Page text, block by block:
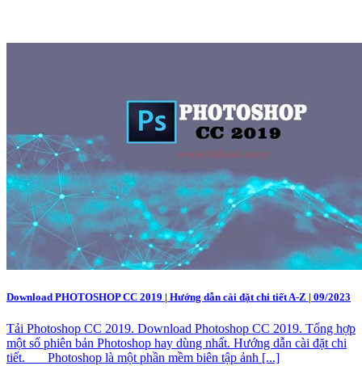
Download PHOTOSHOP CC 2019 | Hướng dẫn cài đặt chi tiết A-Z | 09/2023
Tải Photoshop CC 2019. Download Photoshop CC 2019. Tổng hợp
một số phiên bản Photoshop hay dùng nhất. Hướng dẫn cài đặt chi
tiết. Photoshop là một phần mềm biên tập ảnh [...]